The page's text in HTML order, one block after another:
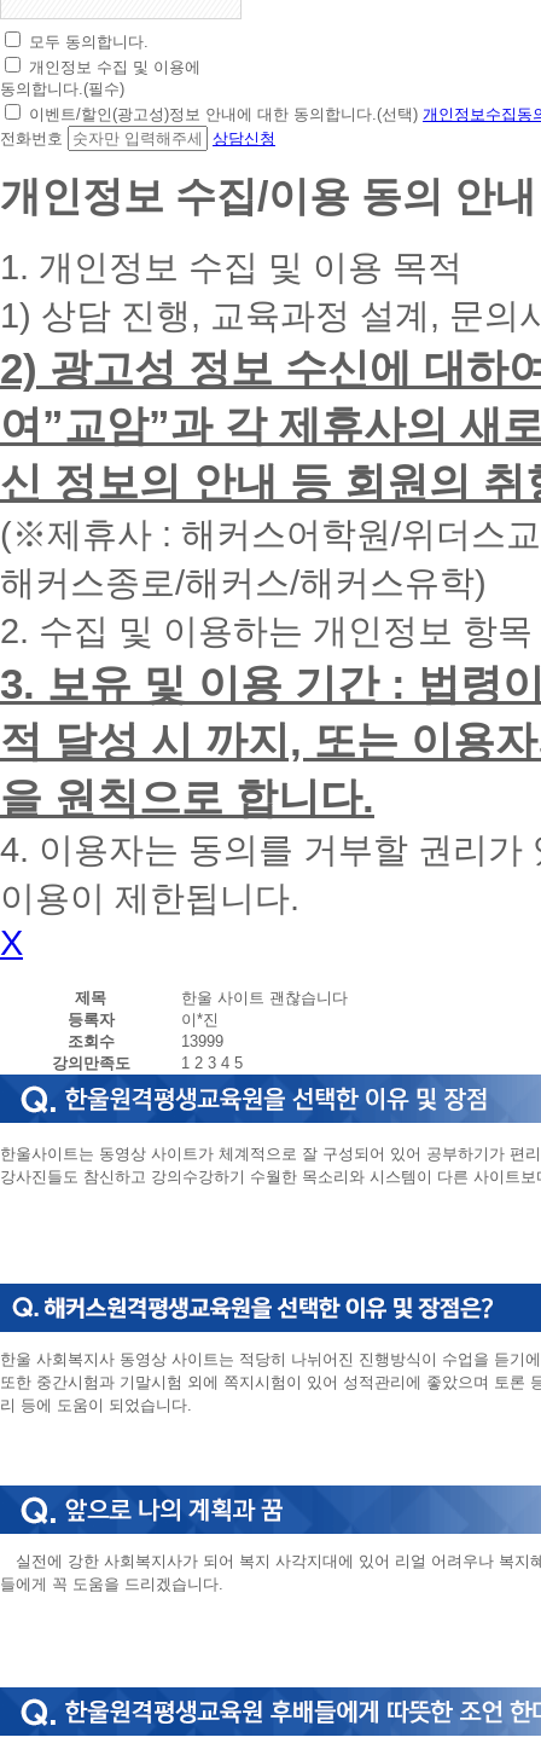
초
간
편
상
담
청
대
폰
입
력
시
면
빠
른
간
내
에
화
드
리
겠
습
니
다.
모두 동의합니다.
개인정보 수집 및 이용에
동의합니다.(필수)
이벤트/할인(광고성)정보 안내에 대한 동의합니다.(선택) 개인정보수집동
전화번호
상담신청
개인정보 수집/이용 동의 안내
1. 개인정보 수집 및 이용 목적
1) 상담 진행, 교육과정 설계, 문의
2) 광고성 정보 수신에 대하
여”교암”과 각 제휴사의 새
신 정보의 안내 등 회원의
(※제휴사 : 해커스어학원/위더스
해커스종로/해커스/해커스유학)
2. 수집 및 이용하는 개인정보 항
3. 보유 및 이용 기간 : 법령
적 달성 시 까지, 또는 이용
을 원칙으로 합니다.
4. 이용자는 동의를 거부할 권리
이용이 제한됩니다.
X
제목
한울 사이트 괜찮습니다
등록자
이*진
조회수
13999
강의만족도
1 2 3 4 5
한울사이트는 동영상 사이트가 체계적으로 잘 구성되어 있어 공부하기가 편
강사진들도 참신하고 강의수강하기 수월한 목소리와 시스템이 다른 사이트
한울 사회복지사 동영상 사이트는 적당히 나뉘어진 진행방식이 수업을 듣기
또한 중간시험과 기말시험 외에 쪽지시험이 있어 성적관리에 좋았으며 토론
리 등에 도움이 되었습니다.
실전에 강한 사회복지사가 되어 복지 사각지대에 있어 리얼 어려우나 복지
들에게 꼭 도움을 드리겠습니다.